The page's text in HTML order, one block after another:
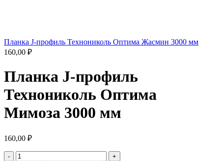
Планка J-профиль Технониколь Оптима Жасмин 3000 мм
160,00 ₽
Планка J-профиль
Технониколь Оптима
Мимоза 3000 мм
160,00 ₽